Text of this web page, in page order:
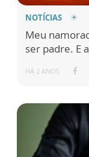
NOTÍCIAS
Meu
ser padre. E
HÁ 2 ANOS